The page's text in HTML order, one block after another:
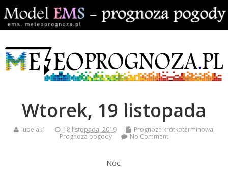
Wtorek, 19 listopada
lubelak1 18 listopada, 2019 Prognoza krótkoterminowa,
Prognoza pogody
No Comment
Noc: